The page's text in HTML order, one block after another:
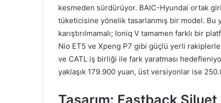
kesmeden sürdürüyor. BAIC-Hyundai ortak
tüketicisine yönelik tasarlanmış bir model. Bu
karıştırılmamalı; Ioniq V tamamen farklı bir
Nio ET5 ve Xpeng P7 gibi güçlü yerli
ve CATL iş birliği ile fark yaratması
yaklaşık 179.900 yuan, üst versiyonlar ise
Tasarım: Fastback